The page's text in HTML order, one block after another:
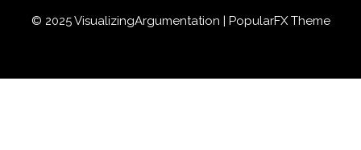
© 2025 VisualizingArgumentation | PopularFX Theme